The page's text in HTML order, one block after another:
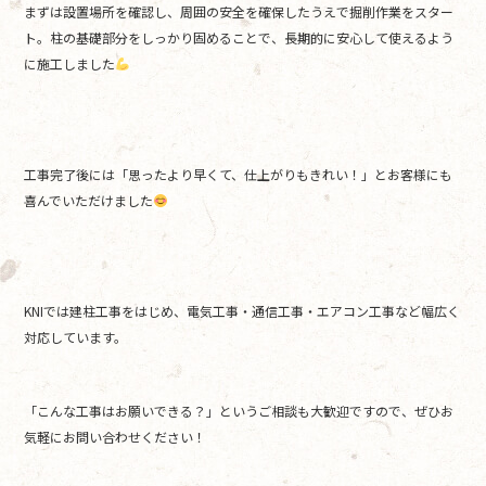
まずは設置場所を確認し、周囲の安全を確保したうえで掘削作業をスター
ト。柱の基礎部分をしっかり固めることで、長期的に安心して使えるよう
に施工しました
工事完了後には「思ったより早くて、仕上がりもきれい！」とお客様にも
喜んでいただけました
KNIでは建柱工事をはじめ、電気工事・通信工事・エアコン工事など幅広く
対応しています。
「こんな工事はお願いできる？」というご相談も大歓迎ですので、ぜひお
気軽にお問い合わせください！